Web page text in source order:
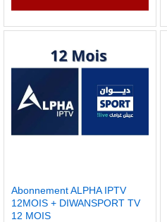
Abonnement ALPHA IPTV
12MOIS + DIWANSPORT TV
12 MOIS